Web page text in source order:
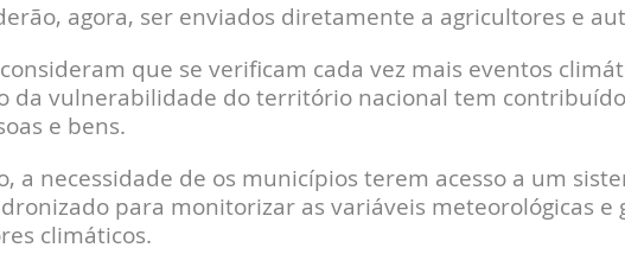
agora, ser enviados diretamente a agricultores e
consideram que se verificam cada vez mais eventos
da vulnerabilidade do território nacional tem
e bens.
a necessidade de os municípios terem acesso a um
para monitorizar as variáveis meteorológicas e
climáticos.